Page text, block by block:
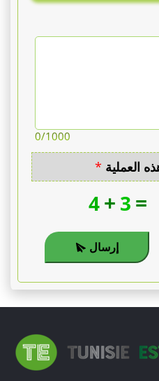
0/1000
* العملية
4+ 3 =
إرسال